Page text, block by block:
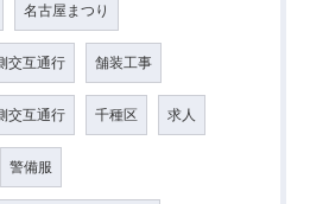
名古屋まつり
交互通行 舗装工事
交互通行 千種区 求人
警備服